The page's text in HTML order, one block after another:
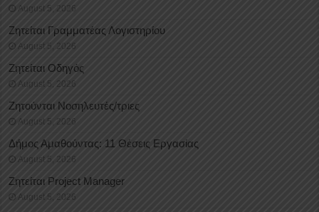
August 5, 2026
Ζητείται Γραμματέας Λογιστηρίου
August 5, 2026
Ζητείται Οδηγός
August 5, 2026
Ζητούνται Νοσηλευτές/τριες
August 5, 2026
Δήμος Αμαθούντας: 11 Θέσεις Εργασίας
August 5, 2026
Ζητείται Project Manager
August 5, 2026